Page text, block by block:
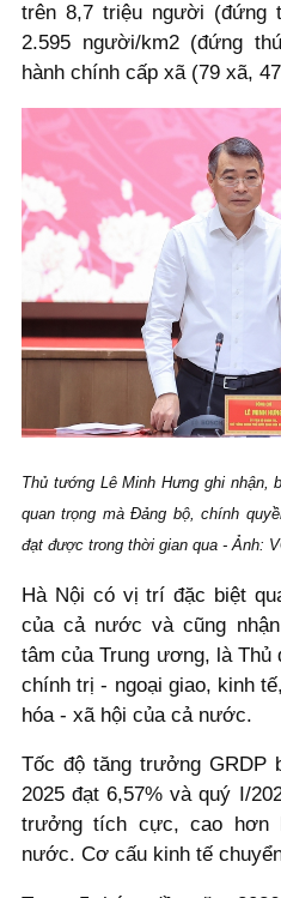
trên 8,7 triệu người (đứng
2.595 người/km2 (đứng
hành chính cấp xã (79 xã,
Thủ tướng Lê Minh Hưng ghi nhận,
quan trọng mà Đảng bộ, chính
đạt được trong thời gian qua - Ảnh:
Hà Nội có vị trí đặc biệt
của cả nước và cũng
tâm của Trung ương, là
chính trị - ngoại giao, kinh
hóa - xã hội của cả nước.
Tốc độ tăng trưởng GRDP
2025 đạt 6,57% và quý I/
trưởng tích cực, cao hơn
nước. Cơ cấu kinh tế